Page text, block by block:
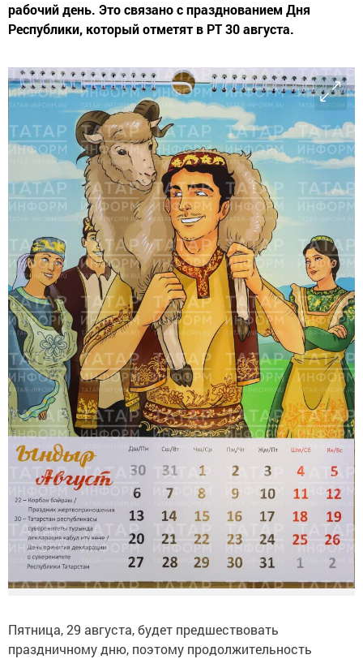
рабочий день. Это связано с празднованием Дня
Республики, который отметят в РТ 30 августа.
Пятница, 29 августа, будет предшествовать
праздничному дню, поэтому продолжительность